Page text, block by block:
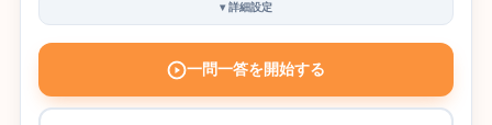
▾詳細設定
一問一答を開始する